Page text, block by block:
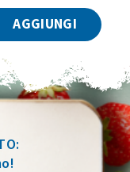
AGGIUNGI